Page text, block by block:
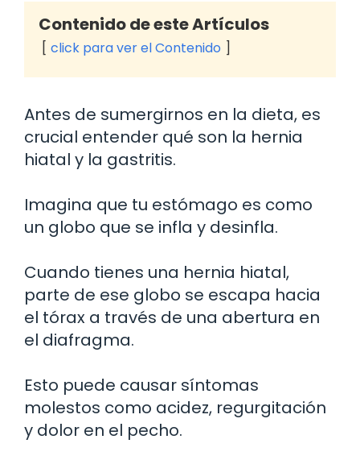
Contenido de este Artículos
click para ver el Contenido
Antes de sumergirnos en la dieta, es
crucial entender qué son la hernia
hiatal y la gastritis.
Imagina que tu estómago es como
un globo que se infla y desinfla.
Cuando tienes una hernia hiatal,
parte de ese globo se escapa hacia
el tórax a través de una abertura en
el diafragma.
Esto puede causar síntomas
molestos como acidez, regurgitación
y dolor en el pecho.